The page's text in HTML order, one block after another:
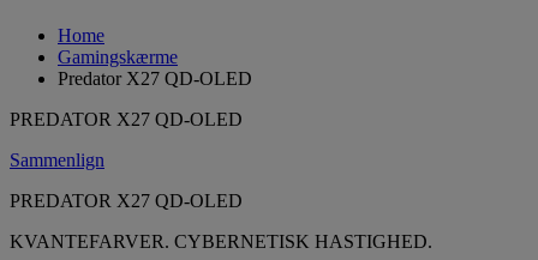
Home
Gamingskærme
Predator X27 QD-OLED
PREDATOR X27 QD-OLED
Sammenlign
PREDATOR X27 QD-OLED
KVANTEFARVER. CYBERNETISK HASTIGHED.